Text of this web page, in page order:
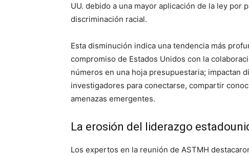
UU. debido a una mayor aplicación de la ley por
discriminación racial.
Esta disminución indica una tendencia más
compromiso de Estados Unidos con la
números en una hoja presupuestaria; impactan
investigadores para conectarse, compartir
amenazas emergentes.
La erosión del liderazgo
Los expertos en la reunión de ASTMH